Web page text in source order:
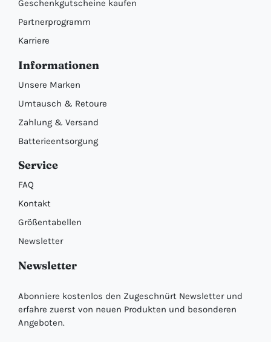
Geschenkgutscheine kaufen
Partnerprogramm
Karriere
Informationen
Unsere Marken
Umtausch & Retoure
Zahlung & Versand
Batterieentsorgung
Service
FAQ
Kontakt
Größentabellen
Newsletter
Newsletter
Abonniere kostenlos den Zugeschnürt Newsletter und
erfahre zuerst von neuen Produkten und besonderen
Angeboten.